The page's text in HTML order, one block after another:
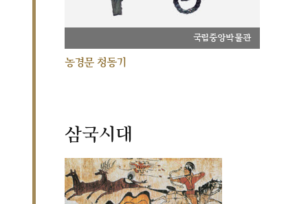
국립중앙박물관
농경문 청동기
삼국시대